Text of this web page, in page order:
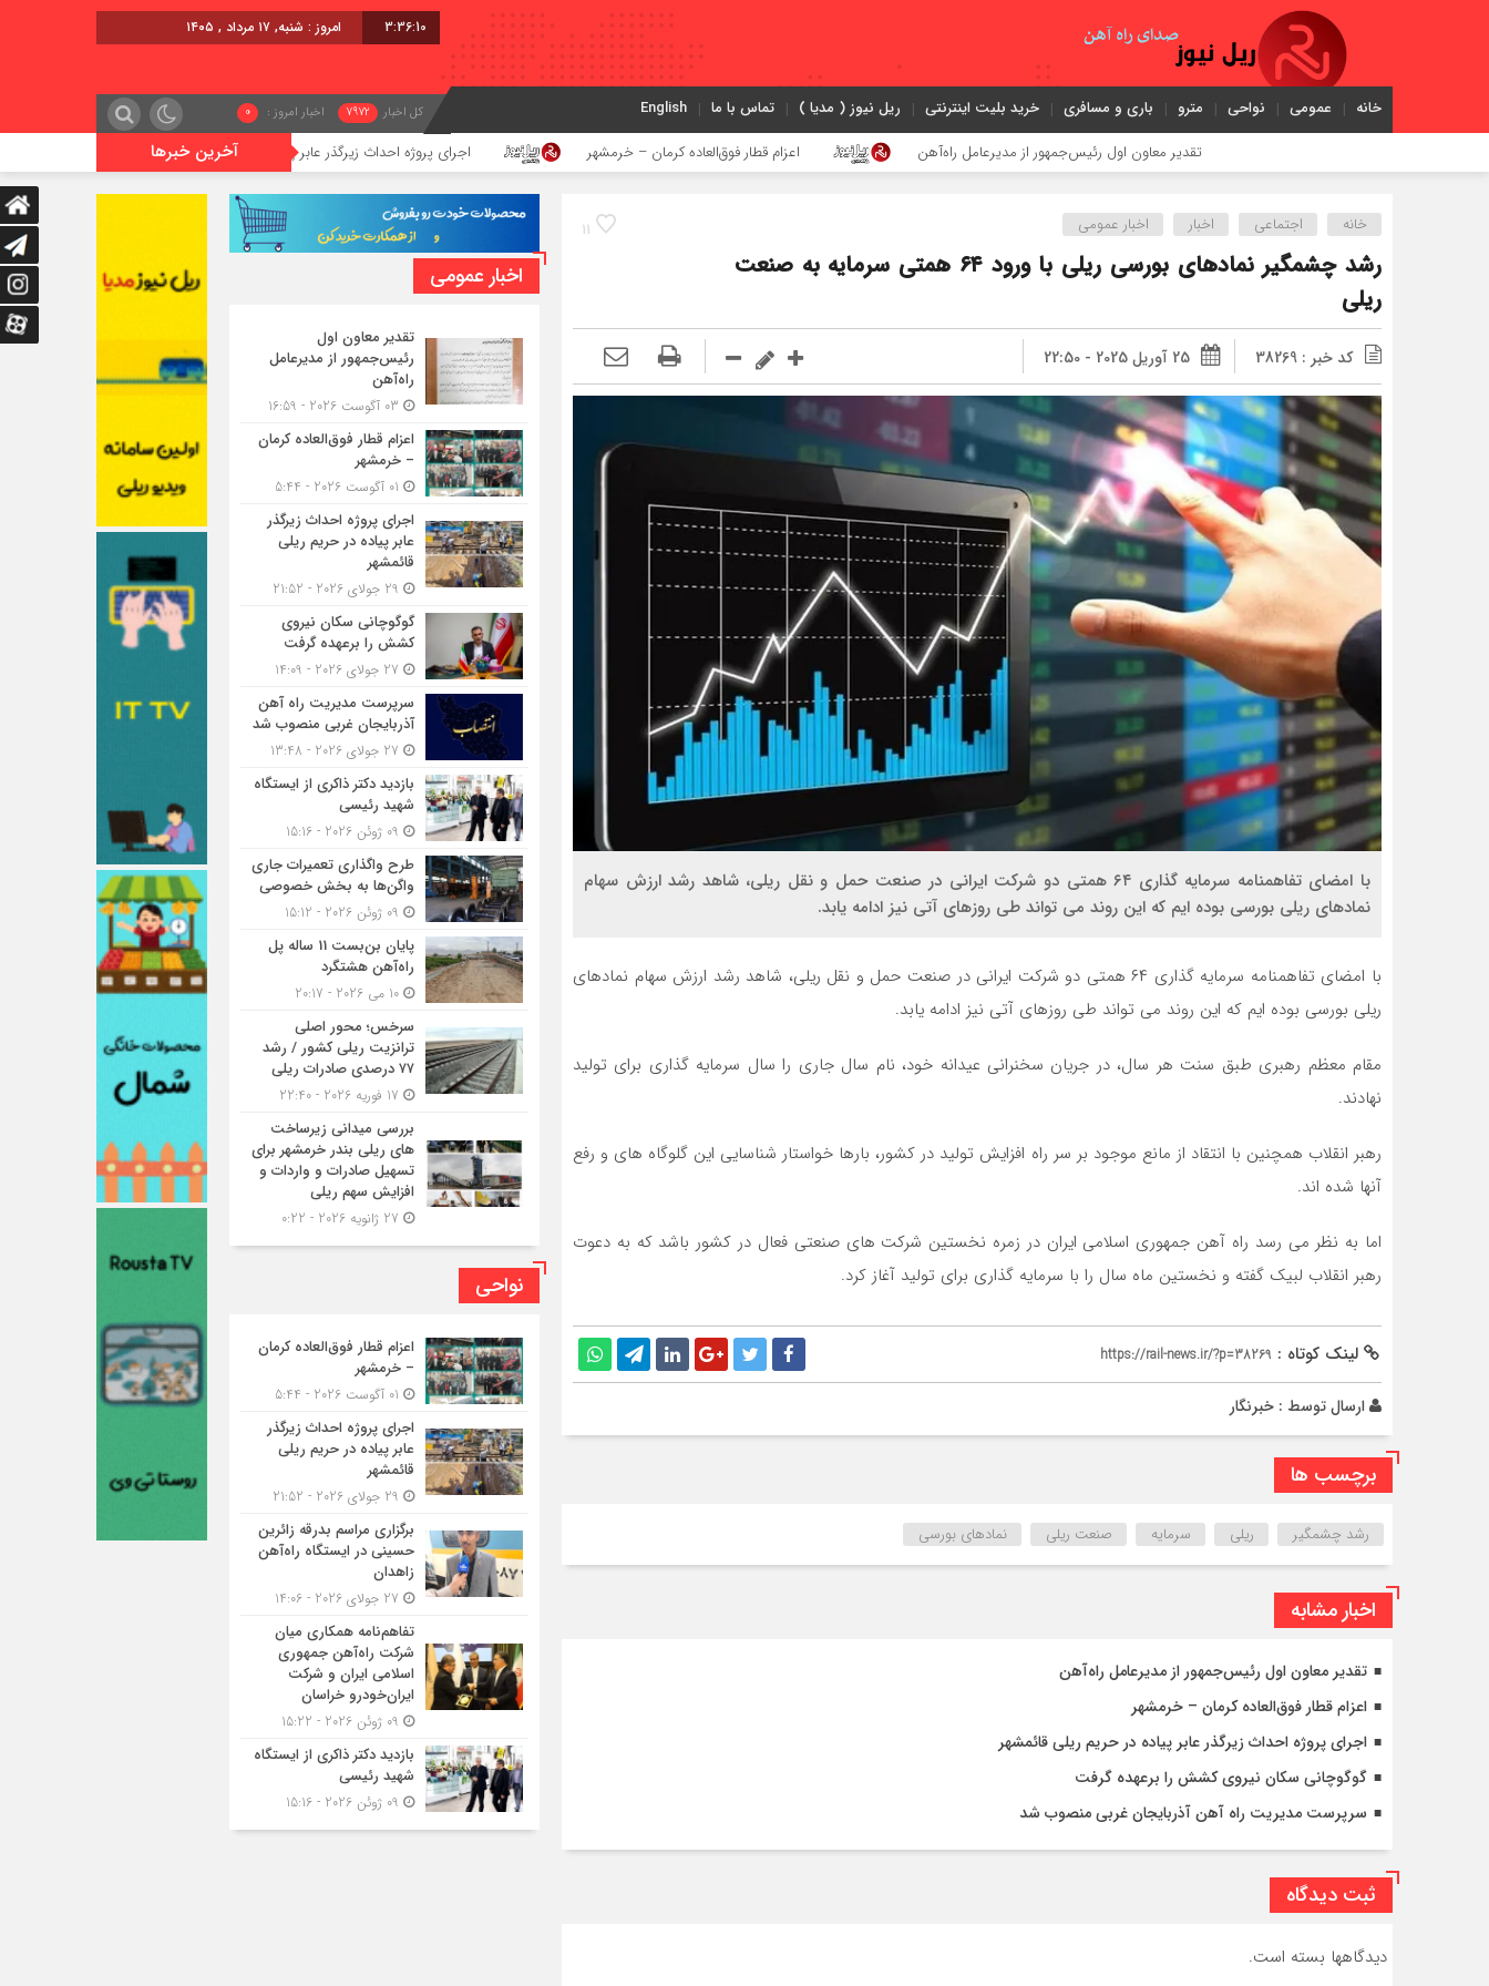
3:36:11 امروز : شنبه, ۱۷ مرداد , ۱۴۰۵
خانه عمومی نواحی مترو باری و مسافری خرید بلیت اینترنتی ریل نیوز ( مدیا ) تماس با ما English کل اخبار 7972 اخبار امروز : 0
آخرین خبرها تقدیر معاون اول رئیس‌جمهور از مدیرعامل راه‌آهن اعزام قطار فوق‌العاده کرمان – خرمشهر اجرای پروژه احداث زیرگذر عابر پیاده در حریم ریلی قائمشهر
11 خانه اجتماعی اخبار اخبار عمومی
رشد چشمگیر نمادهای بورسی ریلی با ورود ۶۴ همتی سرمایه به صنعت
ریلی
کد خبر : 38269 25 آوریل 2025 - 22:50
با امضای تفاهمنامه سرمایه گذاری ۶۴ همتی دو شرکت ایرانی در صنعت حمل و نقل ریلی، شاهد رشد ارزش سهام
نمادهای ریلی بورسی بوده ایم که این روند می تواند طی روزهای آتی نیز ادامه یابد.
با امضای تفاهمنامه سرمایه گذاری ۶۴ همتی دو شرکت ایرانی در صنعت حمل و نقل ریلی، شاهد رشد ارزش سهام نمادهای
ریلی بورسی بوده ایم که این روند می تواند طی روزهای آتی نیز ادامه یابد.
مقام معظم رهبری طبق سنت هر سال، در جریان سخنرانی عیدانه خود، نام سال جاری را سال سرمایه گذاری برای تولید
نهادند.
رهبر انقلاب همچنین با انتقاد از مانع موجود بر سر راه افزایش تولید در کشور، بارها خواستار شناسایی این گلوگاه های و رفع
آنها شده اند.
اما به نظر می رسد راه آهن جمهوری اسلامی ایران در زمره نخستین شرکت های صنعتی فعال در کشور باشد که به دعوت
رهبر انقلاب لبیک گفته و نخستین ماه سال را با سرمایه گذاری برای تولید آغاز کرد.
لینک کوتاه : https://rail-news.ir/?p=38269
ارسال توسط : خبرنگار
برچسب ها
رشد چشمگیر ریلی سرمایه صنعت ریلی نمادهای بورسی
اخبار مشابه
تقدیر معاون اول رئیس‌جمهور از مدیرعامل راه‌آهن
اعزام قطار فوق‌العاده کرمان – خرمشهر
اجرای پروژه احداث زیرگذر عابر پیاده در حریم ریلی قائمشهر
گوگوچانی سکان نیروی کشش را برعهده گرفت
سرپرست مدیریت راه آهن آذربایجان غربی منصوب شد
ثبت دیدگاه
دیدگاهها بسته است.
اخبار عمومی
تقدیر معاون اول
رئیس‌جمهور از مدیرعامل
راه‌آهن
اعزام قطار فوق‌العاده کرمان
– خرمشهر
اجرای پروژه احداث زیرگذر
عابر پیاده در حریم ریلی
قائمشهر
گوگوچانی سکان نیروی
کشش را برعهده گرفت
سرپرست مدیریت راه آهن
آذربایجان غربی منصوب شد
بازدید دکتر ذاکری از ایستگاه
شهید رئیسی
طرح واگذاری تعمیرات جاری
واگن‌ها به بخش خصوصی
پایان بن‌بست 11 ساله پل
راه‌آهن هشتگرد
سرخس؛ محور اصلی
ترانزیت ریلی کشور / رشد
۷۷ درصدی صادرات ریلی
بررسی میدانی زیرساخت
های ریلی بندر خرمشهر برای
تسهیل صادرات و واردات و
افزایش سهم ریلی
نواحی
اعزام قطار فوق‌العاده کرمان
– خرمشهر
اجرای پروژه احداث زیرگذر
عابر پیاده در حریم ریلی
قائمشهر
برگزاری مراسم بدرقه زائرین
حسینی در ایستگاه راه‌آهن
زاهدان
تفاهم‌نامه همکاری میان
شرکت راه‌آهن جمهوری
اسلامی ایران و شرکت
ایران‌خودرو خراسان
بازدید دکتر ذاکری از ایستگاه
شهید رئیسی